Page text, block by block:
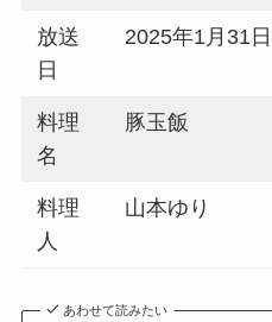
放送
日
2025年1月31日
料理
名
豚玉飯
料理
人
山本ゆり
あわせて読みたい